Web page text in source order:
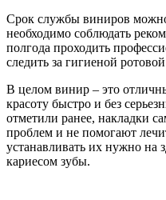
Срок службы виниров
необходимо соблюдать
полгода проходить
следить за гигиеной
В целом винир – это
красоту быстро и без
отметили ранее, накладки
проблем и не помогают
устанавливать их нужно на
кариесом зубы.